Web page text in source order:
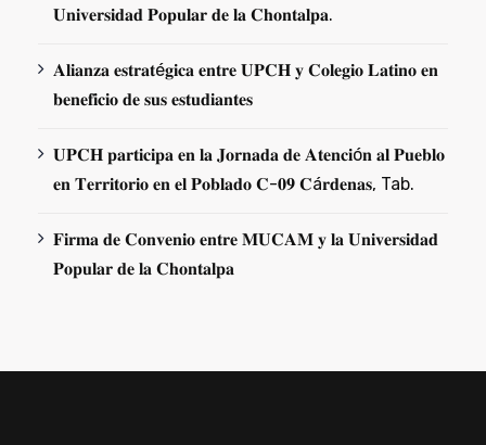
𝐔𝐧𝐢𝐯𝐞𝐫𝐬𝐢𝐝𝐚𝐝 𝐏𝐨𝐩𝐮𝐥𝐚𝐫 𝐝𝐞 𝐥𝐚 𝐂𝐡𝐨𝐧𝐭𝐚𝐥𝐩𝐚.
𝐀𝐥𝐢𝐚𝐧𝐳𝐚 𝐞𝐬𝐭𝐫𝐚𝐭é𝐠𝐢𝐜𝐚 𝐞𝐧𝐭𝐫𝐞 𝐔𝐏𝐂𝐇 𝐲 𝐂𝐨𝐥𝐞𝐠𝐢𝐨 𝐋𝐚𝐭𝐢𝐧𝐨 𝐞𝐧
𝐛𝐞𝐧𝐞𝐟𝐢𝐜𝐢𝐨 𝐝𝐞 𝐬𝐮𝐬 𝐞𝐬𝐭𝐮𝐝𝐢𝐚𝐧𝐭𝐞𝐬
𝐔𝐏𝐂𝐇 𝐩𝐚𝐫𝐭𝐢𝐜𝐢𝐩𝐚 𝐞𝐧 𝐥𝐚 𝐉𝐨𝐫𝐧𝐚𝐝𝐚 𝐝𝐞 𝐀𝐭𝐞𝐧𝐜𝐢ó𝐧 𝐚𝐥 𝐏𝐮𝐞𝐛𝐥𝐨
𝐞𝐧 𝐓𝐞𝐫𝐫𝐢𝐭𝐨𝐫𝐢𝐨 𝐞𝐧 𝐞𝐥 𝐏𝐨𝐛𝐥𝐚𝐝𝐨 𝐂-𝟎𝟗 𝐂á𝐫𝐝𝐞𝐧𝐚𝐬, Tab.
𝐅𝐢𝐫𝐦𝐚 𝐝𝐞 𝐂𝐨𝐧𝐯𝐞𝐧𝐢𝐨 𝐞𝐧𝐭𝐫𝐞 𝐌𝐔𝐂𝐀𝐌 𝐲 𝐥𝐚 𝐔𝐧𝐢𝐯𝐞𝐫𝐬𝐢𝐝𝐚𝐝
𝐏𝐨𝐩𝐮𝐥𝐚𝐫 𝐝𝐞 𝐥𝐚 𝐂𝐡𝐨𝐧𝐭𝐚𝐥𝐩𝐚